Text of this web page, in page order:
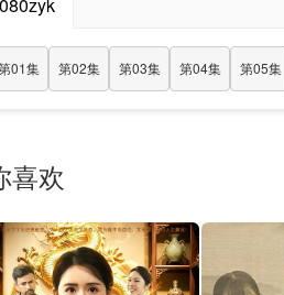
01集 第02集 第03集 第04集 第05集
喜欢